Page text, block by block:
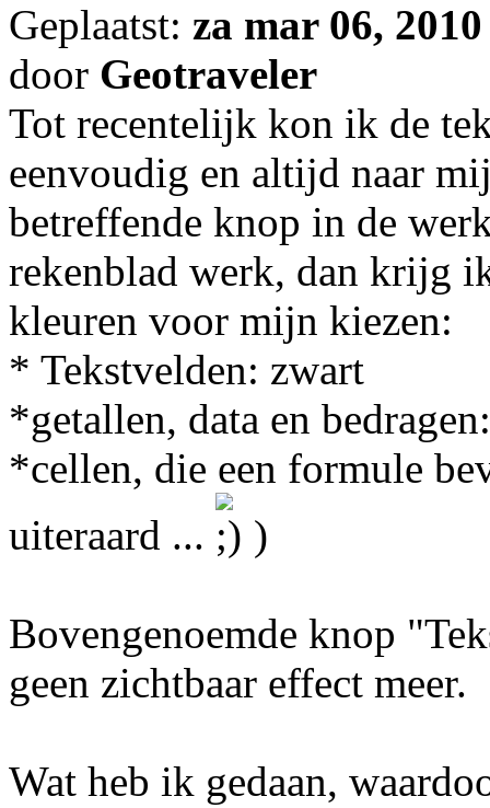
Geplaatst: za mar 06,
door Geotraveler
Tot recentelijk kon ik de
eenvoudig en altijd naar
betreffende knop in de
rekenblad werk, dan krijg
kleuren voor mijn kiezen:
* Tekstvelden: zwart
*getallen, data en
*cellen, die een formule
uiteraard ...
)
Bovengenoemde knop
geen zichtbaar effect meer.
Wat heb ik gedaan,